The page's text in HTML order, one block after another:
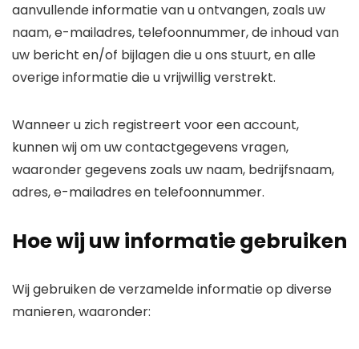
aanvullende informatie van u ontvangen, zoals uw
naam, e-mailadres, telefoonnummer, de inhoud van
uw bericht en/of bijlagen die u ons stuurt, en alle
overige informatie die u vrijwillig verstrekt.
Wanneer u zich registreert voor een account,
kunnen wij om uw contactgegevens vragen,
waaronder gegevens zoals uw naam, bedrijfsnaam,
adres, e-mailadres en telefoonnummer.
Hoe wij uw informatie gebruiken
Wij gebruiken de verzamelde informatie op diverse
manieren, waaronder: